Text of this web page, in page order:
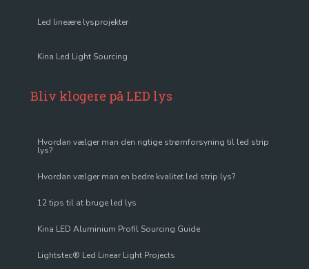
Led lineære lysprojekter
Kina Led Light Sourcing
Bliv klogere på LED lys
Hvordan vælger man den rigtige strømforsyning til led strip
lys?
Hvordan vælger man en bedre kvalitet led strip lys?
12 tips til at bruge led lys
Kina LED Aluminium Profil Sourcing Guide
Lightstec® Led Linear Light Projects